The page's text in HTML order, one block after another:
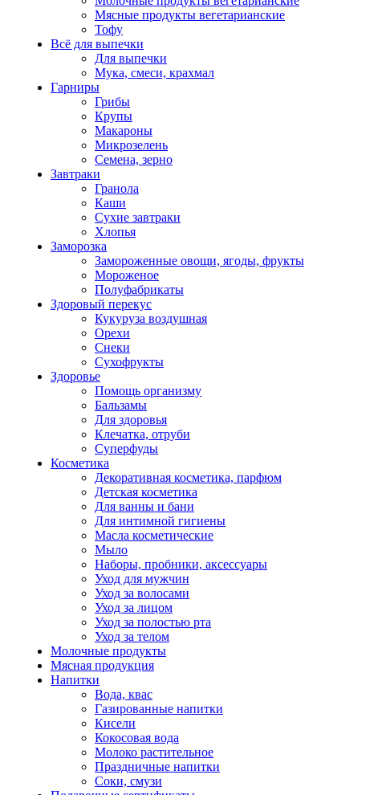
Мясные продукты вегетарианские
Тофу
Всё для выпечки
Для выпечки
Мука, смеси, крахмал
Гарниры
Грибы
Крупы
Макароны
Микрозелень
Семена, зерно
Завтраки
Гранола
Каши
Сухие завтраки
Хлопья
Заморозка
Замороженные овощи, ягоды, фрукты
Мороженое
Полуфабрикаты
Здоровый перекус
Кукуруза воздушная
Орехи
Снеки
Сухофрукты
Здоровье
Помощь организму
Бальзамы
Для здоровья
Клечатка, отруби
Суперфуды
Косметика
Декоративная косметика, парфюм
Детская косметика
Для ванны и бани
Для интимной гигиены
Масла косметические
Мыло
Наборы, пробники, аксессуары
Уход для мужчин
Уход за волосами
Уход за лицом
Уход за полостью рта
Уход за телом
Молочные продукты
Мясная продукция
Напитки
Вода, квас
Газированные напитки
Кисели
Кокосовая вода
Молоко растительное
Праздничные напитки
Соки, смузи